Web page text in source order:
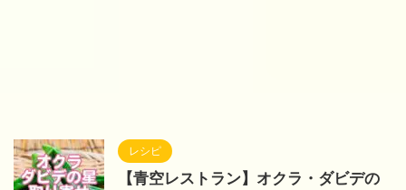
レシピ
【青空レストラン】オクラ・ダビデの